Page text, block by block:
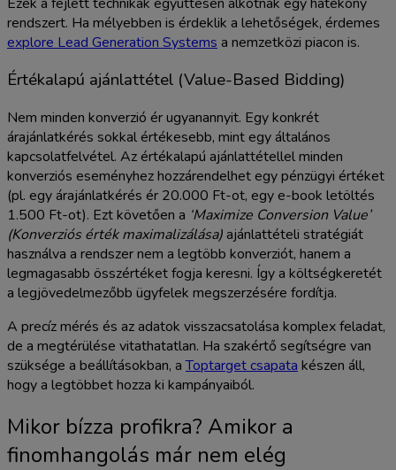
rendszert. Ha mélyebben is érdeklik a lehetőségek, érdemes
explore Lead Generation Systems a nemzetközi piacon is.
Értékalapú ajánlattétel (Value-Based Bidding)
Nem minden konverzió ér ugyanannyit. Egy konkrét
árajánlatkérés sokkal értékesebb, mint egy általános
kapcsolatfelvétel. Az értékalapú ajánlattétellel minden
konverziós eseményhez hozzárendelhet egy pénzügyi értéket
(pl. egy árajánlatkérés ér 20.000 Ft-ot, egy e-book letöltés
1.500 Ft-ot). Ezt követően a ‘Maximize Conversion Value’
(Konverziós érték maximalizálása)ajánlattételi stratégiát
használva a rendszer nem a legtöbb konverziót, hanem a
legmagasabb összértéket fogja keresni. Így a költségkeretét
a legjövedelmezőbb ügyfelek megszerzésére fordítja.
A precíz mérés és az adatok visszacsatolása komplex feladat,
de a megtérülése vitathatatlan. Ha szakértő segítségre van
szüksége a beállításokban, aToptarget csapata készen áll,
hogy a legtöbbet hozza ki kampányaiból.
Mikor bízza profikra? Amikor a
finomhangolás már nem elég